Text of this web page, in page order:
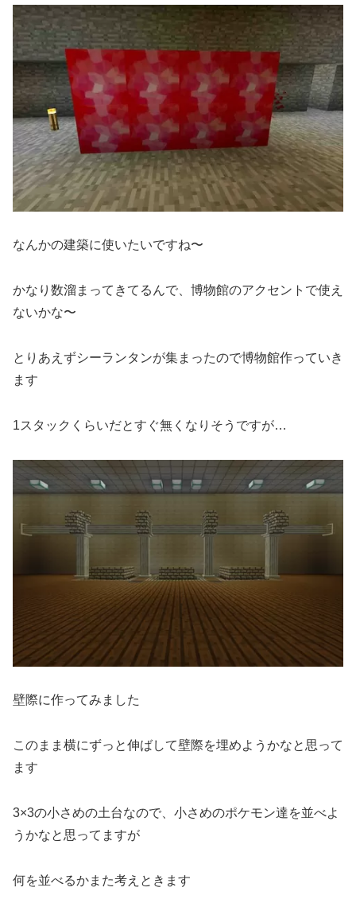
なんかの建築に使いたいですね〜
かなり数溜まってきてるんで、博物館のアクセントで使え
ないかな〜
とりあえずシーランタンが集まったので博物館作っていき
ます
1スタックくらいだとすぐ無くなりそうですが…
壁際に作ってみました
このまま横にずっと伸ばして壁際を埋めようかなと思って
ます
3×3の小さめの土台なので、小さめのポケモン達を並べよ
うかなと思ってますが
何を並べるかまた考えときます